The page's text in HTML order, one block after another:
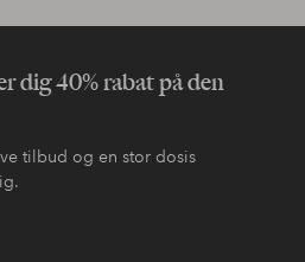
dig 40% rabat på den
tilbud og en stor dosis